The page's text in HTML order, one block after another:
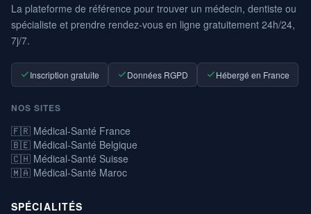
La plateforme de référence pour trouver un médecin, dentiste ou
spécialiste et prendre rendez-vous en ligne gratuitement 24h/24,
7j/7.
Inscription gratuite Données RGPD Hébergé en France
NOS SITES
🇫🇷 Médical-Santé France
🇧🇪 Médical-Santé Belgique
🇨🇭 Médical-Santé Suisse
🇲🇦 Médical-Santé Maroc
SPÉCIALITÉS